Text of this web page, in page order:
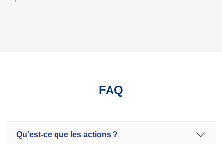
FAQ
Qu'est-ce que les actions ?